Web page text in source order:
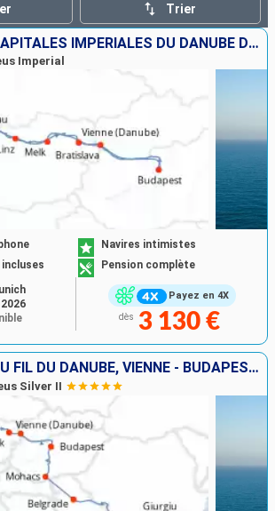
Trier
CROISIÈRE CAPITALES IMPÉRIALES DU DANUBE DE BUDAPEST À MUNICH
Imperial
Payez en 4X
Navires intimistes
Pension complète
dès 3 130 €
CROISIÈRE AU FIL DU DANUBE, VIENNE - BUDAPEST, LES PORTES DE FER
Silver II